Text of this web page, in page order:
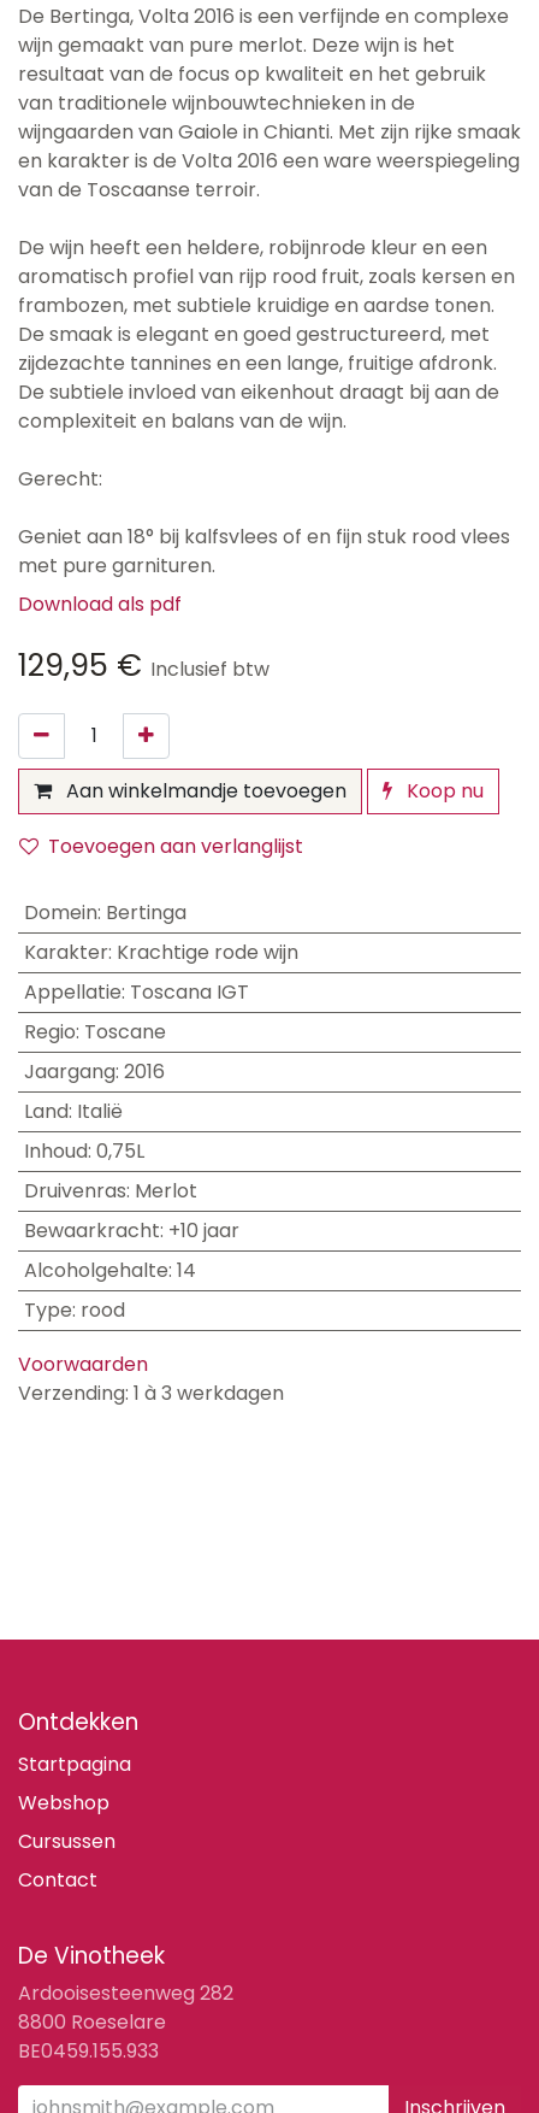
De Bertinga, Volta 2016 is een verfijnde en complexe
wijn gemaakt van pure merlot. Deze wijn is het
resultaat van de focus op kwaliteit en het gebruik
van traditionele wijnbouwtechnieken in de
wijngaarden van Gaiole in Chianti. Met zijn rijke smaak
en karakter is de Volta 2016 een ware weerspiegeling
van de Toscaanse terroir.
De wijn heeft een heldere, robijnrode kleur en een
aromatisch profiel van rijp rood fruit, zoals kersen en
frambozen, met subtiele kruidige en aardse tonen.
De smaak is elegant en goed gestructureerd, met
zijdezachte tannines en een lange, fruitige afdronk.
De subtiele invloed van eikenhout draagt bij aan de
complexiteit en balans van de wijn.
Gerecht:
Geniet aan 18° bij kalfsvlees of en fijn stuk rood vlees
met pure garnituren.
Download als pdf
129,95 € Inclusief btw
Aan winkelmandje toevoegen
Koop nu
Toevoegen aan verlanglijst
Domein: Bertinga
Karakter: Krachtige rode wijn
Appellatie: Toscana IGT
Regio: Toscane
Jaargang: 2016
Land: Italië
Inhoud: 0,75L
Druivenras: Merlot
Bewaarkracht: +10 jaar
Alcoholgehalte: 14
Type: rood
Voorwaarden
Verzending: 1 à 3 werkdagen
Ontdekken
Startpagina
Webshop
Cursussen
Contact
De Vinotheek
Ardooisesteenweg 282
8800 Roeselare
BE0459.155.933
Inschrijven